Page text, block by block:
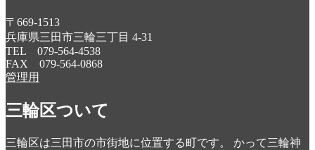
〒669-1513
兵庫県三田市三輪三丁目 4-31
TEL 079-564-4538
FAX 079-564-0868
管理用
三輪区ついて
三輪区は三田市の市街地に位置する町です。 かって三輪神